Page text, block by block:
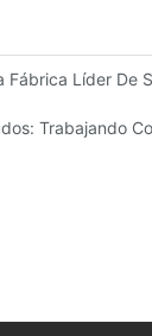
Fábrica Líder De
Trabajando